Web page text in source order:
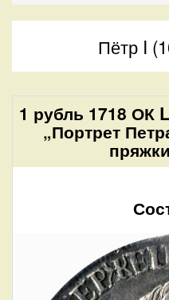
Пётр I
1 рубль 1718 ОК
„Портрет